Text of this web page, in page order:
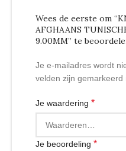
Wees de eerste om
AFGHAANS
9.00MM” te
Je e-mailadres wordt
velden zijn gemarkeerd
Je waardering *
Je beoordeling *